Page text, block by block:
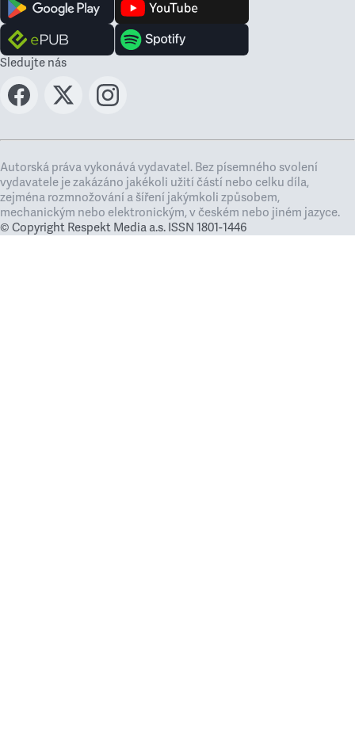
Sledujte nás
Autorská práva vykonává vydavatel. Bez písemného svolení
vydavatele je zakázáno jakékoli užití částí nebo celku díla,
zejména rozmnožování a šíření jakýmkoli způsobem,
mechanickým nebo elektronickým, v českém nebo jiném jazyce.
© Copyright Respekt Media a.s. ISSN 1801-1446